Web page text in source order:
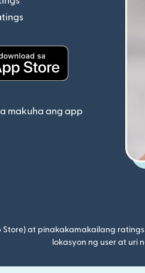
(bubukas sa bagong window)
(bubukas sa bagong
makuha ang app
at pinakakamakailang
lokasyon ng user at uri